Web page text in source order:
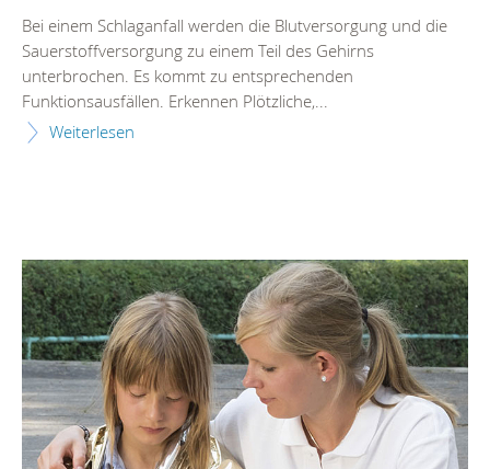
Bei einem Schlaganfall werden die Blutversorgung und die
Sauerstoffversorgung zu einem Teil des Gehirns
unterbrochen. Es kommt zu entsprechenden
Funktionsausfällen. Erkennen Plötzliche,...
Weiterlesen